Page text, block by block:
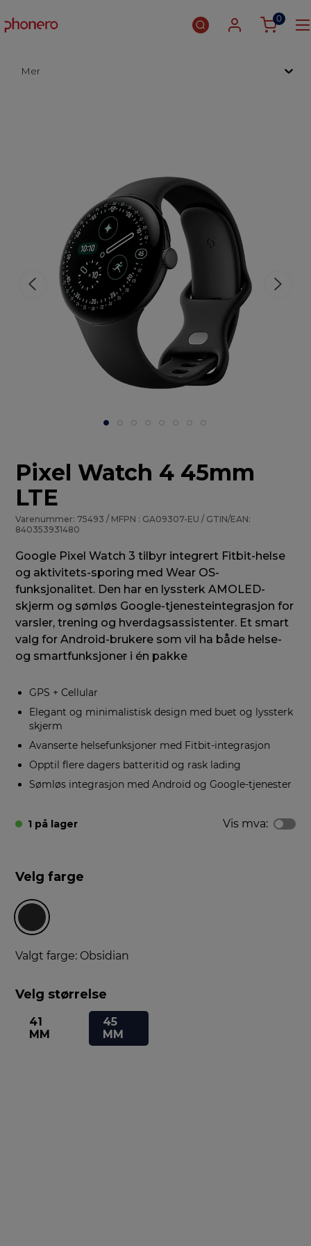
0
Mer
Pixel Watch 4 45mm
LTE
Varenummer: 75493 / MFPN : GA09307-EU / GTIN/EAN:
840353931480
Google Pixel Watch 3 tilbyr integrert Fitbit-helse
og aktivitets-sporing med Wear OS-
funksjonalitet. Den har en lyssterk AMOLED-
skjerm og sømløs Google-tjenesteintegrasjon for
varsler, trening og hverdagsassistenter. Et smart
valg for Android-brukere som vil ha både helse-
og smartfunksjoner i én pakke
GPS + Cellular
Elegant og minimalistisk design med buet og lyssterk
skjerm
Avanserte helsefunksjoner med Fitbit-integrasjon
Opptil flere dagers batteritid og rask lading
Sømløs integrasjon med Android og Google-tjenester
1 på lager Vis mva:
Velg farge
Valgt farge: Obsidian
Velg størrelse
41
MM
45
MM